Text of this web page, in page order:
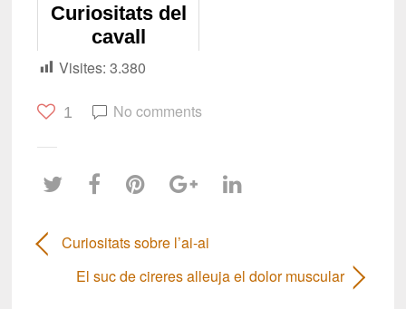
Curiositats del
cavall
Visites: 3.380
1 No comments
Curiositats sobre l’ai-ai
El suc de cireres alleuja el dolor muscular